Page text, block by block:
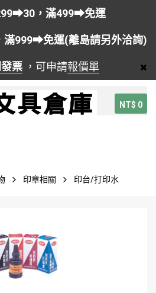
，滿499➡免運
滿999➡免運(離島請另外洽詢)
發票 ，可申請報價單
NT$ 0
印章相關 印台/打印水